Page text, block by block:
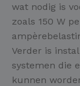
wat nodig is
zoals 150 W
Verder is
systemen die
kunnen